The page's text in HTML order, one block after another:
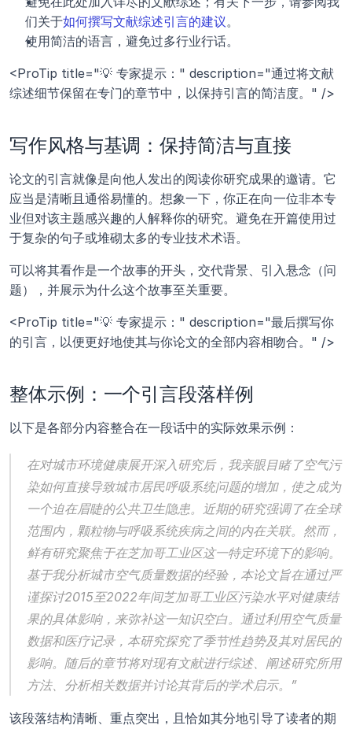
们关于如何撰写文献综述引言的建议。
使用简洁的语言，避免过多行业行话。
<ProTip title="💡 专家提示：" description="通过将文献
综述细节保留在专门的章节中，以保持引言的简洁度。" />
写作风格与基调：保持简洁与直接
论文的引言就像是向他人发出的阅读你研究成果的邀请。它
应当是清晰且通俗易懂的。想象一下，你正在向一位非本专
业但对该主题感兴趣的人解释你的研究。避免在开篇使用过
于复杂的句子或堆砌太多的专业技术术语。
可以将其看作是一个故事的开头，交代背景、引入悬念（问
题），并展示为什么这个故事至关重要。
<ProTip title="💡 专家提示：" description="最后撰写你
的引言，以便更好地使其与你论文的全部内容相吻合。" />
整体示例：一个引言段落样例
以下是各部分内容整合在一段话中的实际效果示例：
在对城市环境健康展开深入研究后，我亲眼目睹了空气污
染如何直接导致城市居民呼吸系统问题的增加，使之成为
一个迫在眉睫的公共卫生隐患。近期的研究强调了在全球
范围内，颗粒物与呼吸系统疾病之间的内在关联。然而，
鲜有研究聚焦于在芝加哥工业区这一特定环境下的影响。
基于我分析城市空气质量数据的经验，本论文旨在通过严
谨探讨2015至2022年间芝加哥工业区污染水平对健康结
果的具体影响，来弥补这一知识空白。通过利用空气质量
数据和医疗记录，本研究探究了季节性趋势及其对居民的
影响。随后的章节将对现有文献进行综述、阐述研究所用
方法、分析相关数据并讨论其背后的学术启示。”
该段落结构清晰、重点突出，且恰如其分地引导了读者的期